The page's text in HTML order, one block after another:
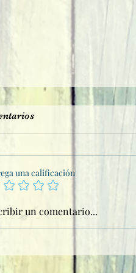
una calificación
un comentario...